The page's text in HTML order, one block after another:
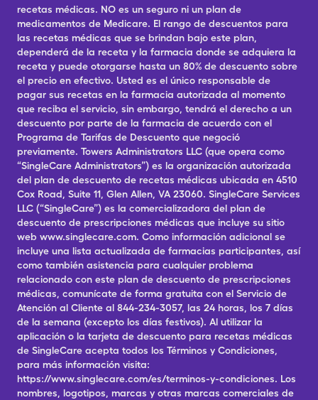
recetas médicas. NO es un seguro ni un plan de
medicamentos de Medicare. El rango de descuentos para
las recetas médicas que se brindan bajo este plan,
dependerá de la receta y la farmacia donde se adquiera la
receta y puede otorgarse hasta un 80% de descuento sobre
el precio en efectivo. Usted es el único responsable de
pagar sus recetas en la farmacia autorizada al momento
que reciba el servicio, sin embargo, tendrá el derecho a un
descuento por parte de la farmacia de acuerdo con el
Programa de Tarifas de Descuento que negoció
previamente. Towers Administrators LLC (que opera como
“SingleCare Administrators”) es la organización autorizada
del plan de descuento de recetas médicas ubicada en 4510
Cox Road, Suite 11, Glen Allen, VA 23060. SingleCare Services
LLC (“SingleCare”) es la comercializadora del plan de
descuento de prescripciones médicas que incluye su sitio
web www.singlecare.com. Como información adicional se
incluye una lista actualizada de farmacias participantes, así
como también asistencia para cualquier problema
relacionado con este plan de descuento de prescripciones
médicas, comunícate de forma gratuita con el Servicio de
Atención al Cliente al 844-234-3057, las 24 horas, los 7 días
de la semana (excepto los días festivos). Al utilizar la
aplicación o la tarjeta de descuento para recetas médicas
de SingleCare acepta todos los Términos y Condiciones,
para más información visita:
https://www.singlecare.com/es/terminos-y-condiciones. Los
nombres, logotipos, marcas y otras marcas comerciales de